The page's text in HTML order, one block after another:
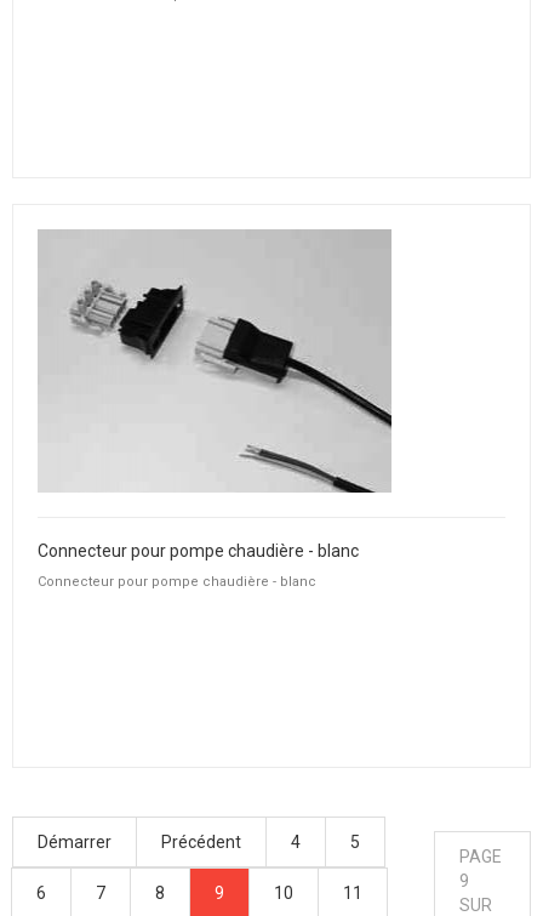
Connecteur pour pompe chaudière - blanc
Connecteur pour pompe chaudière - blanc
Démarrer Précédent 4 5
6 7 8 9 10 11
PAGE
9
SUR